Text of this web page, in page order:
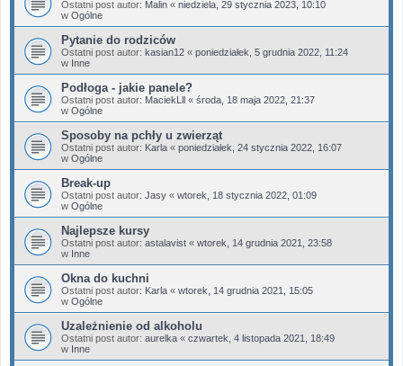
Ostatni post autor: Malin « niedziela, 29 stycznia 2023, 10:10
w Ogólne
Pytanie do rodziców
Ostatni post autor: kasian12 « poniedziałek, 5 grudnia 2022, 11:24
w Inne
Podłoga - jakie panele?
Ostatni post autor: MaciekLll « środa, 18 maja 2022, 21:37
w Ogólne
Sposoby na pchły u zwierząt
Ostatni post autor: Karla « poniedziałek, 24 stycznia 2022, 16:07
w Ogólne
Break-up
Ostatni post autor: Jasy « wtorek, 18 stycznia 2022, 01:09
w Ogólne
Najlepsze kursy
Ostatni post autor: astalavist « wtorek, 14 grudnia 2021, 23:58
w Inne
Okna do kuchni
Ostatni post autor: Karla « wtorek, 14 grudnia 2021, 15:05
w Ogólne
Uzależnienie od alkoholu
Ostatni post autor: aurelka « czwartek, 4 listopada 2021, 18:49
w Inne